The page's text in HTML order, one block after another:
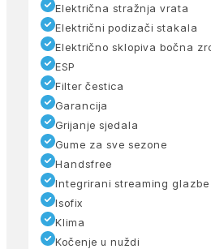
Električna stražnja vrata
Električni podizači stakala
Električno sklopiva bočna
ESP
Filter čestica
Garancija
Grijanje sjedala
Gume za sve sezone
Handsfree
Integrirani streaming glazbe
Isofix
Klima
Kočenje u nuždi